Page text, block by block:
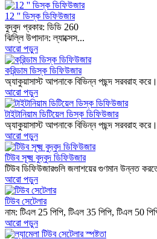
12 '' ডিস্ক ডিফিউজার
বুদ্বুদ প্রকার: ডিডি 260
ঝিল্লি উপাদান: ল্যাক্সেস...
আরো পড়ুন
করিন্ডাম ডিস্ক ডিফিউজার
অ্যাকুয়াসাস্ট আপনাকে বিভিন্ন পছন্দ সরবরাহ
আরো পড়ুন
টাইটানিয়াম ডিটিয়েল ডিস্ক ডিফিউজার
অ্যাকুয়াসাস্ট আপনাকে বিভিন্ন পছন্দ সরবরাহ
আরো পড়ুন
টিউব সূক্ষ্ম বুদ্বুদ ডিফিউজার
টিউব ডিফিউজারগুলি জলাশয়ের গুণমান উন্নত
আরো পড়ুন
টিউব সেটেলার
নাম: টিএল 25 পিপি, টিএল 35 পিপি, টিএল 50
আরো পড়ুন